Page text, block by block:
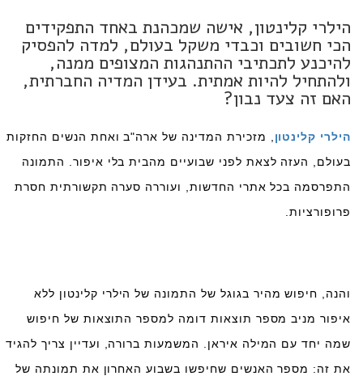
הילרי קלינטון, אישה שמכהנת באחד התפקידים
הכי חשובים וכבדי משקל בעולם, למדה להפסיק
להיכנע לתכתיבי ההתנהגות המצופים ממנה,
ולהתחיל להיות אמתית. בעידן המדיה החברתית,
האם זה צעד נבון?
הילרי קלינטון , מזכירת המדינה של ארה"ב ואחת הנשים החזקות
בעולם, העזה לצאת לפני שבועיים מהבית בלי איפור. התמונה
התפרסמה בכל אתרי החדשות, ועוררה סערה תקשורתית חסרת
פרופורציות.
והנה, חיפוש מהיר בגוגל של התמונה של הילרי קלינטון ללא
איפור מניב מספר תוצאות דומה למספר התוצאות של חיפוש
שמה יחד עם המילה איראן. המשמעות ברורה, ועדיין צריך להגיד
את זה: מספר האנשים שחיפשו בשבוע האחרון את תמונתה של